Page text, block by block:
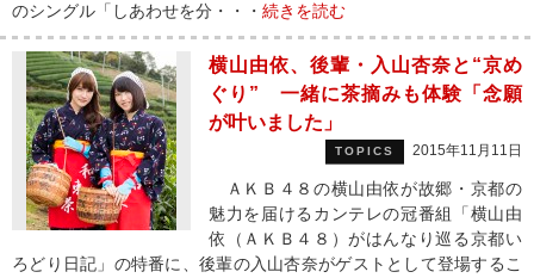
のシングル「しあわせを分・・・ 続きを読む
横山由依、後輩・入山杏奈と“京め
ぐり” 一緒に茶摘みも体験「念願
が叶いました」
TOPICS 2015年11月11日
ＡＫＢ４８の横山由依が故郷・京都の
魅力を届けるカンテレの冠番組「横山由
依（ＡＫＢ４８）がはんなり巡る京都い
ろどり日記」の特番に、後輩の入山杏奈がゲストとして登場するこ